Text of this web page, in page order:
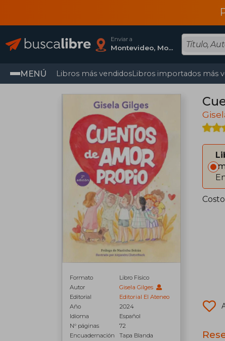
Enviar a
Montevideo, Montevideo
MENÚ Libros más vendidosLibros importados más
Formato
Libro Físico
Autor
Gisela Gilges
Editorial
Editorial El Ateneo
Año
2024
Idioma
Español
N° páginas
72
Encuadernación
Tapa Blanda